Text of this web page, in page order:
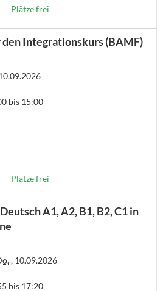
Plätze frei
Integrationskurs (BAMF)
bis 15:00
Plätze frei
A1, A2, B1, B2, C1 in
, 10.09.2026
bis 17:20